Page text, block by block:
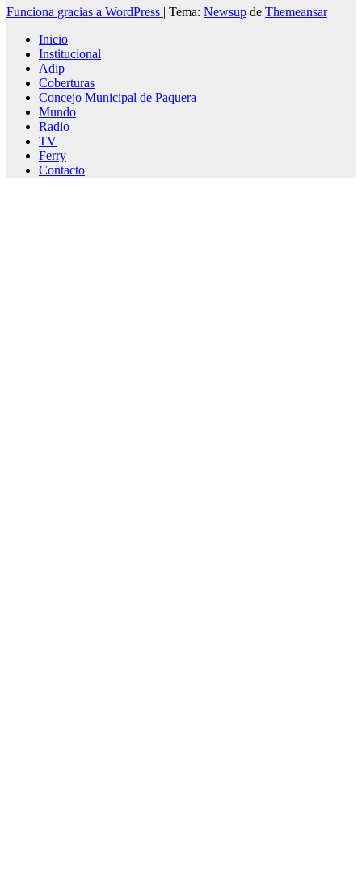
Funciona gracias a WordPress | Tema: Newsup de Themeansar
Inicio
Institucional
Adip
Coberturas
Concejo Municipal de Paquera
Mundo
Radio
TV
Ferry
Contacto